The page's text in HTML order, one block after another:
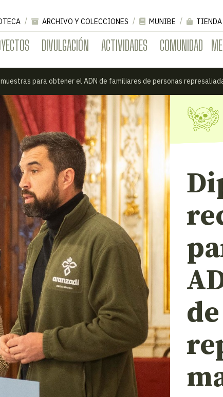
DIVULGACIÓN ACTIVIDADES COMUNIDAD
ARCHIVO Y COLECCIONES MUNIBE TIENDA
para obtener el ADN de familiares de personas